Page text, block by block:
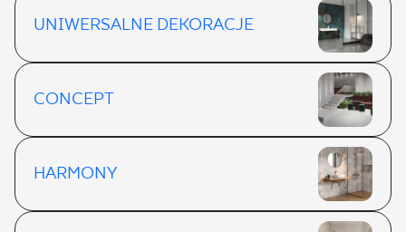
UNIWERSALNE DEKORACJE
CONCEPT
HARMONY